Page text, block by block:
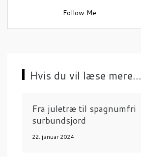
g
o
Follow Me :
Hvis du vil læse mere...
Fra juletræ til spagnumfri
surbundsjord
22. januar 2024